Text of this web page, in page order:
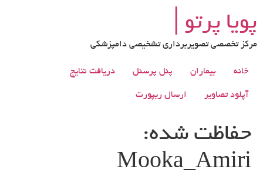
به
محتوا
پویا پرتو│
مرکز تخصصی تصویربرداری تشخیصی دامپزشکی
خانه بیماران پنل پرسنل دریافت نتایج
آپلود تصاویر ارسال ریپورت
حفاظت شده:
Mooka_Amiri